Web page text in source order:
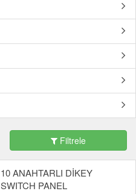
Filtrele
10 ANAHTARLI DİKEY
SWITCH PANEL